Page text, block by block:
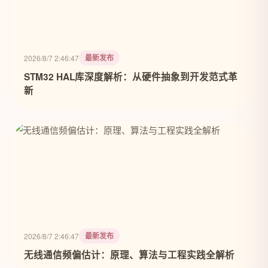
2026/8/7 2:46:47 最新发布
STM32 HAL库深度解析：从硬件抽象到开发范式革
新
2026/8/7 2:46:47 最新发布
无线通信频偏估计：原理、算法与工程实践全解析